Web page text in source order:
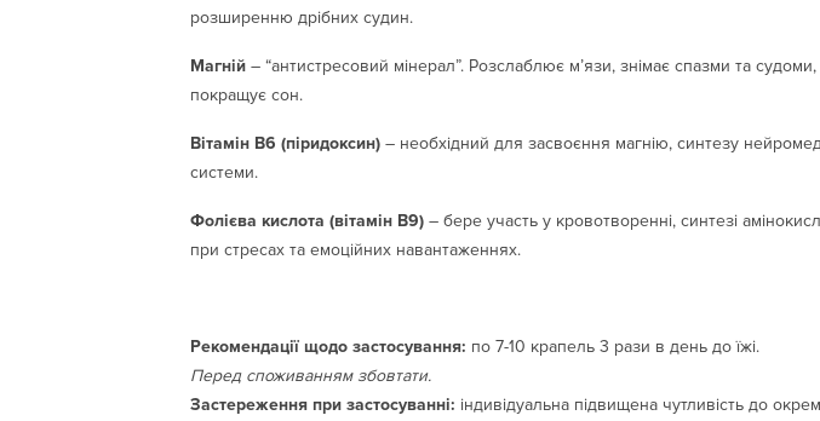
розширенню дрібних судин.
Магній – “антистресовий мінерал”. Розслаблює м’язи, знімає спазми та
покращує сон.
Вітамін В6 (піридоксин) – необхідний для засвоєння магнію, синтезу
системи.
Фолієва кислота (вітамін В9) – бере участь у кровотворенні, синтезі
при стресах та емоційних навантаженнях.
Рекомендації щодо застосування: по 7-10 крапель 3 рази в день до їжі.
Перед споживанням збовтати.
Застереження при застосуванні: індивідуальна підвищена чутливість до